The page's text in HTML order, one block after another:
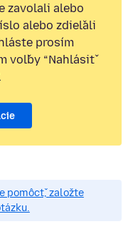
zavolali alebo
alebo zdieľali
prosím
voľby “Nahlásiť
pomôcť, založte